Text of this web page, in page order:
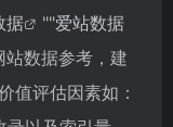
据 ""爱站数据
数据参考，建
值评估因素如：